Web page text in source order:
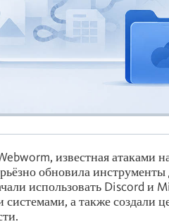
известная атаками
обновила
использовать Discord и
а также создали